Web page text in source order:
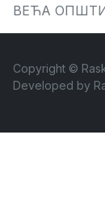
ВЕЋА
Copyright ©
Developed by